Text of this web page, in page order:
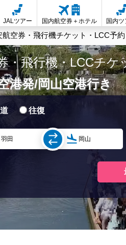
JALツアー 国内航空券＋ホテル 国内ツ
空券・飛行機チケット・LCC予約
・飛行機・LCCチケ
港発/岡山空港行き